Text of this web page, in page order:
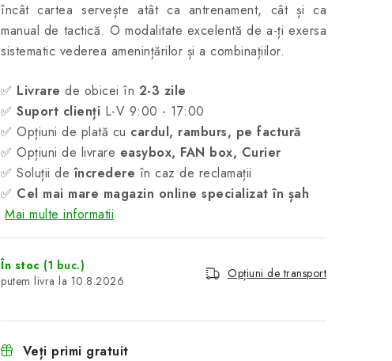
încât cartea servește atât ca antrenament, cât și ca
manual de tactică. O modalitate excelentă de a-ți exersa
sistematic vederea amenințărilor și a combinațiilor.
✅ Livrare de obicei în 2-3 zile
✅ Suport clienți L-V 9:00 - 17:00
✅ Opțiuni de plată cu cardul, ramburs, pe factură
✅ Opțiuni de livrare easybox, FAN box, Curier
✅ Soluții deîncredere în caz de reclamații
✅ Cel mai mare magazin online specializat în șah
Mai multe informatii
În stoc (1 buc.)
10.8.2026
Opțiuni de transport
Veți primi gratuit